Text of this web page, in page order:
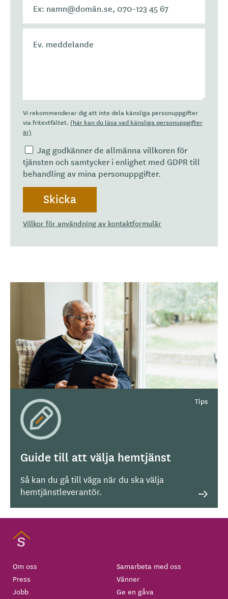
Vi rekommenderar dig att inte dela känsliga personuppgifter
via fritextfältet. (här kan du läsa vad känsliga personuppgifter
är)
Jag godkänner de allmänna villkoren för
tjänsten och samtycker i enlighet med GDPR till
behandling av mina personuppgifter.
Villkor för användning av kontaktformulär
Guide till att välja hemtjänst
Så kan du gå till väga när du ska välja
hemtjänstleverantör.
Om oss
Press
Jobb
Samarbeta med oss
Vänner
Ge en gåva